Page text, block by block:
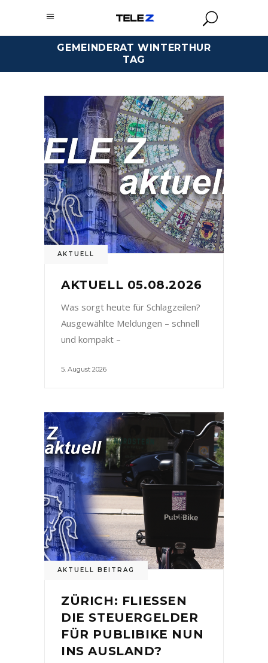
GEMEINDERAT WINTERTHUR
TAG
AKTUELL
AKTUELL 05.08.2026
Was sorgt heute für Schlagzeilen?
Ausgewählte Meldungen – schnell
und kompakt –
5. August 2026
AKTUELL BEITRAG
ZÜRICH: FLIESSEN
DIE STEUERGELDER
FÜR PUBLIBIKE NUN
INS AUSLAND?